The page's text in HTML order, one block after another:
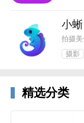
小蜥
拍摄
摄影
精选分类